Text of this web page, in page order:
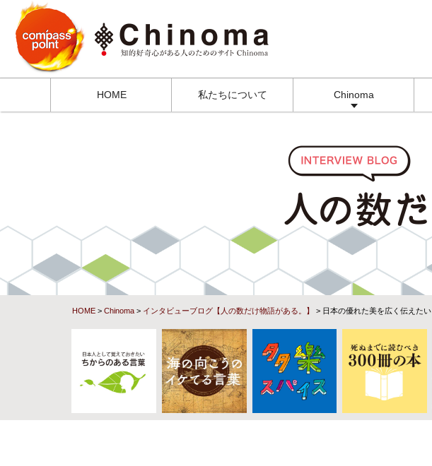
HOME 私たちについて Chinoma
HOME > Chinoma > インタビューブログ【人の数だけ物語がある。】 > 日本の優れた美を広く伝えたい